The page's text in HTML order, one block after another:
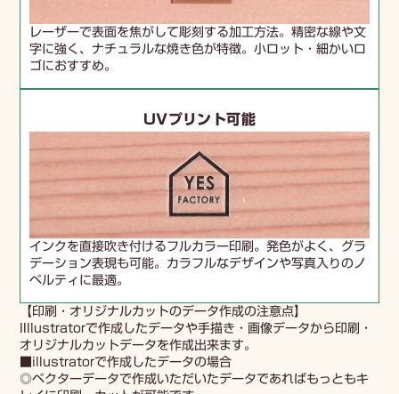
レーザーで表面を焦がして彫刻する加工方法。精密な線や文
字に強く、ナチュラルな焼き色が特徴。小ロット・細かいロ
ゴにおすすめ。
UVプリント可能
インクを直接吹き付けるフルカラー印刷。発色がよく、グラ
デーション表現も可能。カラフルなデザインや写真入りのノ
ベルティに最適。
【印刷・オリジナルカットのデータ作成の注意点】
IIllustratorで作成したデータや手描き・画像データから印刷・
オリジナルカットデータを作成出来ます。
■illustratorで作成したデータの場合
◎ベクターデータで作成いただいたデータであればもっともキ